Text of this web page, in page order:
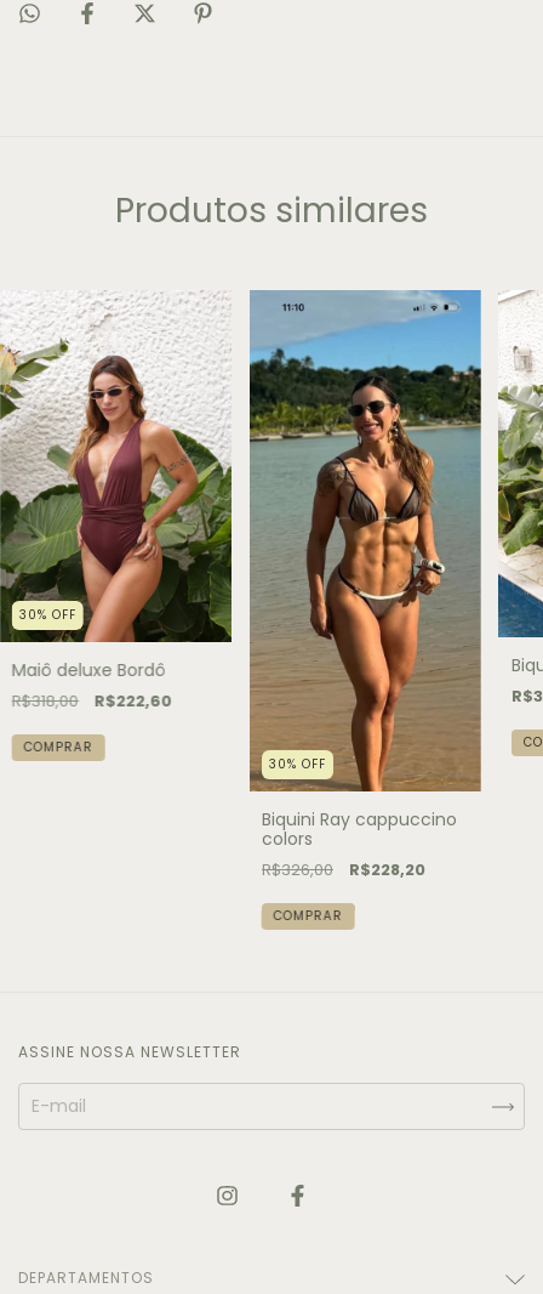
Produtos similares
30% OFF
Maiô deluxe Bordô
R$318,00 R$222,60
COMPRAR
30% OFF
Biquini Ray cappuccino
colors
R$326,00 R$228,20
COMPRAR
ASSINE NOSSA NEWSLETTER
DEPARTAMENTOS